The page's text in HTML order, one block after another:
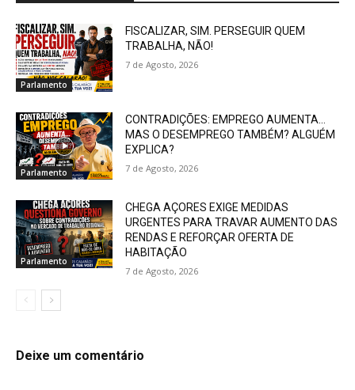
Parlamento
FISCALIZAR, SIM. PERSEGUIR QUEM
TRABALHA, NÃO!
7 de Agosto, 2026
Parlamento
CONTRADIÇÕES: EMPREGO AUMENTA…
MAS O DESEMPREGO TAMBÉM? ALGUÉM
EXPLICA?
7 de Agosto, 2026
Parlamento
CHEGA AÇORES EXIGE MEDIDAS
URGENTES PARA TRAVAR AUMENTO DAS
RENDAS E REFORÇAR OFERTA DE
HABITAÇÃO
7 de Agosto, 2026
Deixe um comentário